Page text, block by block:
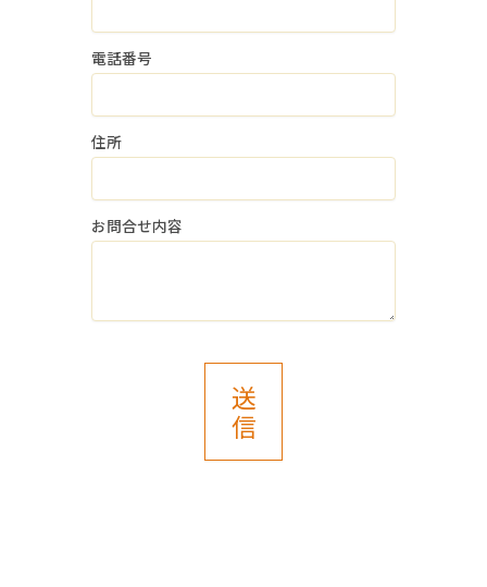
個人情報の漏洩等がなされないよう、適
切に安全管理対策を実施します。
当社に個人情報を提供いただくことは、
ただし、ご本人様が個人情報の提供を拒
否された場合は、上記１．個人情報の取
また、これによりご本人様が被った損害
（逸失利益を含む）、不利益等につい
て、当社は何らの賠償責任等を負いませ
電話番号
住所
お問合せ内容
送
信